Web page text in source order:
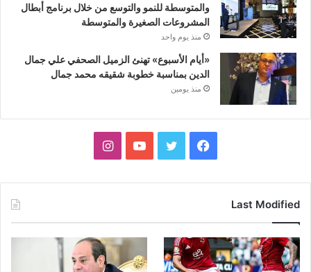
والمتوسطة للنمو والتوسع من خلال برنامج أبطال
المشروعات الصغيرة والمتوسطة
منذ يوم واحد
«أيام الأسبوع» تهنئ الزميل الصحفي علي جمال
الدين بمناسبة خطوبة شقيقه محمد جمال
منذ يومين
فيسبوك تويتر يوتيوبانستقرام
Last Modified